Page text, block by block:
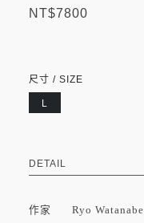
NT$7800
尺寸 / SIZE
L
DETAIL
作家 Ryo Watanabe